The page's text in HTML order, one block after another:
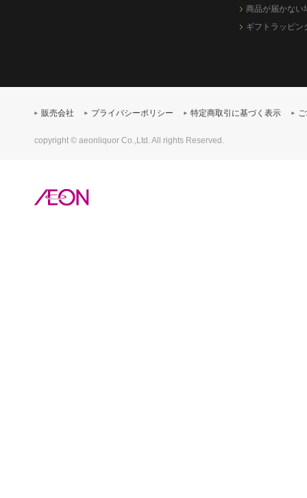
商品が届かない
ギフトラッピン
販売会社 プライバシーポリシー 特定商取引に基づく表示
copyright © aeonliquor Co.,Ltd. All rights Reserved.